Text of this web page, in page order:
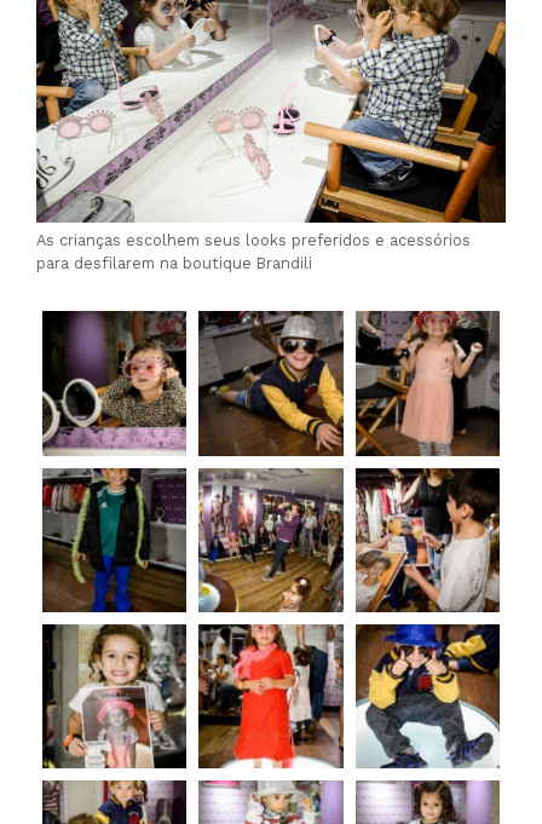
As crianças escolhem seus looks preferidos e acessórios
para desfilarem na boutique Brandili